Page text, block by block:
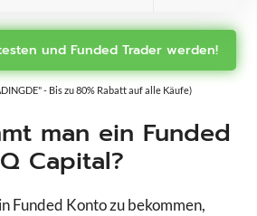
und Funded Trader werden!
- Bis zu 80% Rabatt auf alle Käufe)
man ein Funded
Capital?
Funded Konto zu bekommen,